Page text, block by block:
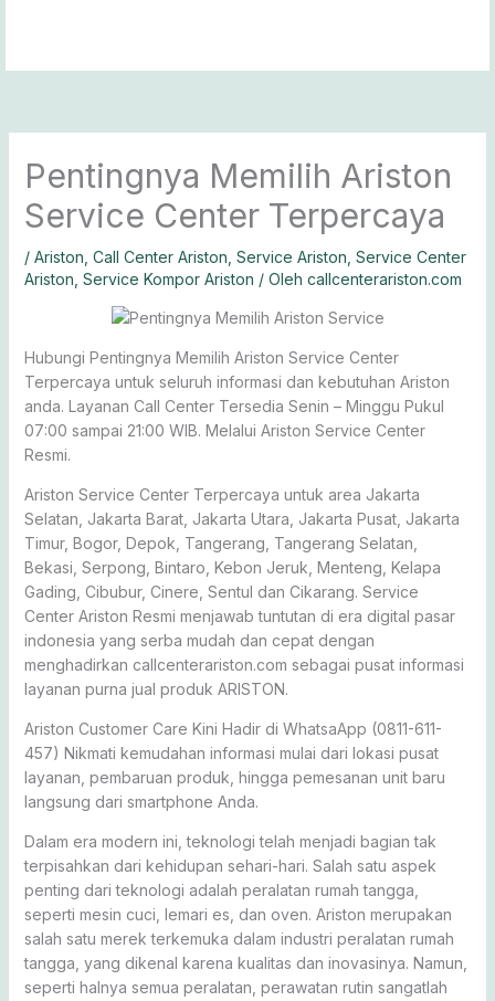
Pentingnya Memilih Ariston
Service Center Terpercaya
/ Ariston Call Center Ariston Service Ariston Service Center
Ariston Service Kompor Ariston / Oleh callcenterariston.com
Hubungi Pentingnya Memilih Ariston Service Center
Terpercaya untuk seluruh informasi dan kebutuhan Ariston
anda. Layanan Call Center Tersedia Senin – Minggu Pukul
07:00 sampai 21:00 WIB. Melalui Ariston Service Center
Resmi.
Ariston Service Center Terpercaya untuk area Jakarta
Selatan, Jakarta Barat, Jakarta Utara, Jakarta Pusat, Jakarta
Timur, Bogor, Depok, Tangerang, Tangerang Selatan,
Bekasi, Serpong, Bintaro, Kebon Jeruk, Menteng, Kelapa
Gading, Cibubur, Cinere, Sentul dan Cikarang. Service
Center Ariston Resmi menjawab tuntutan di era digital pasar
indonesia yang serba mudah dan cepat dengan
menghadirkan callcenterariston.com sebagai pusat informasi
layanan purna jual produk ARISTON.
Ariston Customer Care Kini Hadir di WhatsaApp (0811-611-
457) Nikmati kemudahan informasi mulai dari lokasi pusat
layanan, pembaruan produk, hingga pemesanan unit baru
langsung dari smartphone Anda.
Dalam era modern ini, teknologi telah menjadi bagian tak
terpisahkan dari kehidupan sehari-hari. Salah satu aspek
penting dari teknologi adalah peralatan rumah tangga,
seperti mesin cuci, lemari es, dan oven. Ariston merupakan
salah satu merek terkemuka dalam industri peralatan rumah
tangga, yang dikenal karena kualitas dan inovasinya. Namun,
seperti halnya semua peralatan, perawatan rutin sangatlah